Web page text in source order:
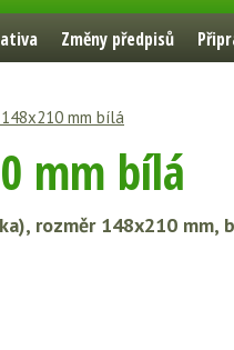
Změny předpisů
mm bílá
mm bílá
rozměr 148x210 mm,